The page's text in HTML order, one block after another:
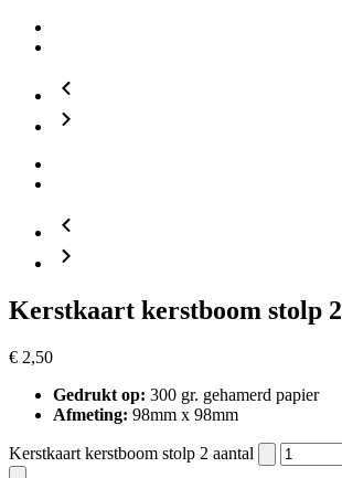
Kerstkaart kerstboom stolp 2
€ 2,50
Gedrukt op: 300 gr. gehamerd papier
Afmeting: 98mm x 98mm
Kerstkaart kerstboom stolp 2 aantal